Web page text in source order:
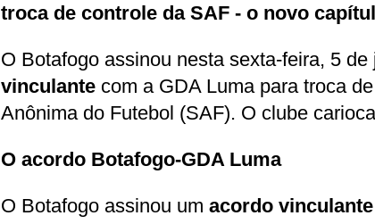
troca de controle da SAF - o novo
O Botafogo assinou nesta sexta-feira, 5 de
vinculante com a GDA Luma para troca
Anônima do Futebol (SAF). O clube
O acordo Botafogo-GDA Luma
O Botafogo assinou um acordo vinculante